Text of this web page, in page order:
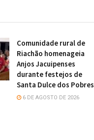
Comunidade rural de
Riachão homenageia
Anjos Jacuipenses
durante festejos de
Santa Dulce dos Pobres
6 DE AGOSTO DE 2026